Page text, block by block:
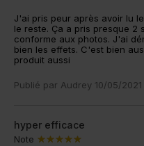
J'ai pris peur après avoir lu
le reste. Ça a pris presque 2
conforme aux photos. J'ai
bien les effets. C'est bien
produit aussi
Publié par Audrey 10/05/2021
hyper efficace
Note